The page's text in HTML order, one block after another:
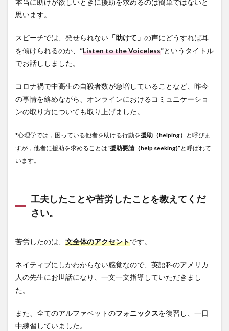
本当に助けが欲しいときに援助を求めるのは簡単ではないと
思います。
スピーチでは、発せられない 「助けて」 の声にどうすれば耳
を傾けられるのか、 “Listen to the Voiceless”というタイトル
でお話ししました。
コロナ禍で中高生の自殺者数が急増していることなど、昨今
の事情を絡めながら、オンラインにおけるコミュニケーショ
ンの取り方についても取り上げました。
*心理学では，困っている他者を助ける行動を援助（helping）
と呼びま
すが，他者に援助を求めることは“援助要請（help seeking)” と呼ばれて
います。
工夫したことや苦労したことを教えてくだ
さい。
苦労したのは、 文全体のアクセントです。
ネイティブにしかわからない感覚なので、英語科のアメリカ
人の先生にお世話になり、一文一文指導していただきまし
た。
また、全てのアルファベットのフォニックスを復習し、一日
中練習していました。